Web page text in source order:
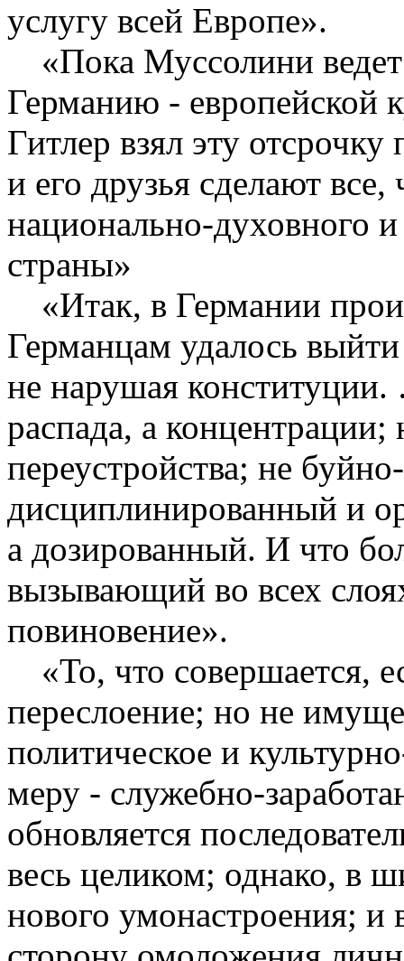
услугу всей Европе».
«Пока Муссолини
Германию - европейской
Гитлер взял эту
и его друзья сделают все,
национально-духовного
страны»
«Итак, в Германии
Германцам удалось
не нарушая
распада, а концентрации;
переустройства; не
дисциплинированный и
а дозированный. И что
вызывающий во всех
повиновение».
«То, что совершается,
переслоение; но не
политическое и
меру - служебно-
обновляется
весь целиком; однако, в
нового умонастроения; и